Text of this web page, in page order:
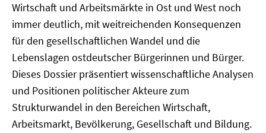
Wirtschaft und Arbeitsmärkte in Ost und West noch
immer deutlich, mit weitreichenden Konsequenzen
für den gesellschaftlichen Wandel und die
Lebenslagen ostdeutscher Bürgerinnen und Bürger.
Dieses Dossier präsentiert wissenschaftliche Analysen
und Positionen politischer Akteure zum
Strukturwandel in den Bereichen Wirtschaft,
Arbeitsmarkt, Bevölkerung, Gesellschaft und Bildung.